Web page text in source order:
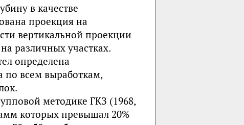
в качестве
проекция на
вертикальной проекции
различных участках.
определена
по всем выработкам,
методике ГКЗ (1968,
которых превышал 20%